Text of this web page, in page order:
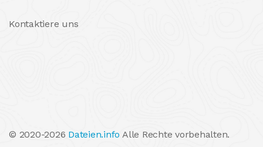
Kontaktiere uns
© 2020-2026 Dateien.info Alle Rechte vorbehalten.